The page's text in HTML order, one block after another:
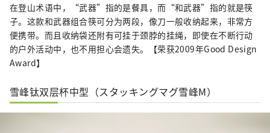
在登山术语中，“武器”指的是餐具，而“和武器”指的就是筷
子。这款和武器组合筷可分为两段，像刀一般收纳起来，非常方
便携带。而且收纳袋还附有可挂于颈脖的挂绳，即使在不断行动
的户外活动中，也不用担心会遗失。【荣获2009年Good Design
Award】
雪峰钛双层杯中型（スタッキングマグ雪峰M）